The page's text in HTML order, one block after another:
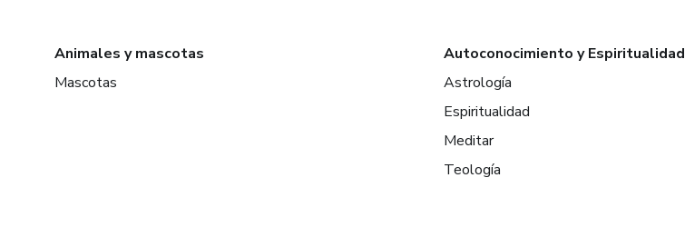
Animales y mascotas
Mascotas
Autoconocimiento y Espiritualidad
Astrología
Espiritualidad
Meditar
Teología